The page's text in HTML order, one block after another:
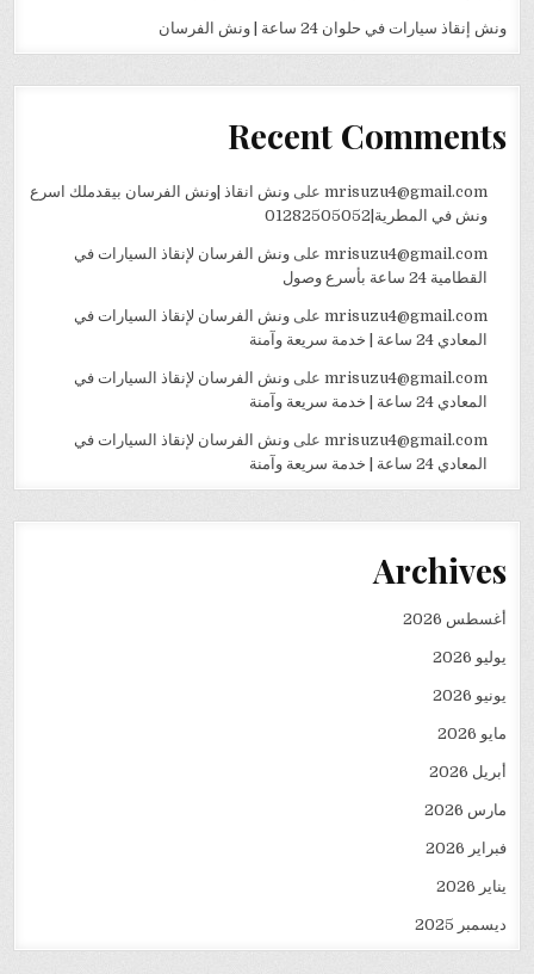
ونش إنقاذ سيارات في حلوان 24 ساعة | ونش الفرسان
Recent Comments
mrisuzu4@gmail.comعلى ونش انقاذ |ونش الفرسان بيقدملك اسرع
ونش في المطرية|01282505052
mrisuzu4@gmail.comعلى ونش الفرسان لإنقاذ السيارات في
القطامية 24 ساعة بأسرع وصول
mrisuzu4@gmail.comعلى ونش الفرسان لإنقاذ السيارات في
المعادي 24 ساعة | خدمة سريعة وآمنة
mrisuzu4@gmail.comعلى ونش الفرسان لإنقاذ السيارات في
المعادي 24 ساعة | خدمة سريعة وآمنة
mrisuzu4@gmail.comعلى ونش الفرسان لإنقاذ السيارات في
المعادي 24 ساعة | خدمة سريعة وآمنة
Archives
أغسطس 2026
يوليو 2026
يونيو 2026
مايو 2026
أبريل 2026
مارس 2026
فبراير 2026
يناير 2026
ديسمبر 2025